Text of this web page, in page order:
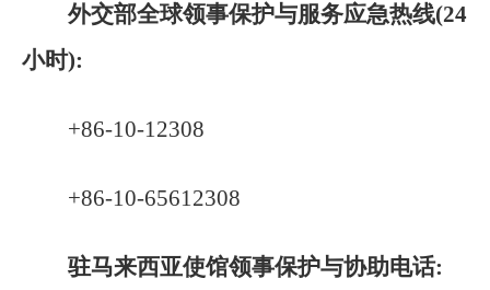
外交部全球领事保护与服务应急热线(24
小时):
+86-10-12308
+86-10-65612308
驻马来西亚使馆领事保护与协助电话: